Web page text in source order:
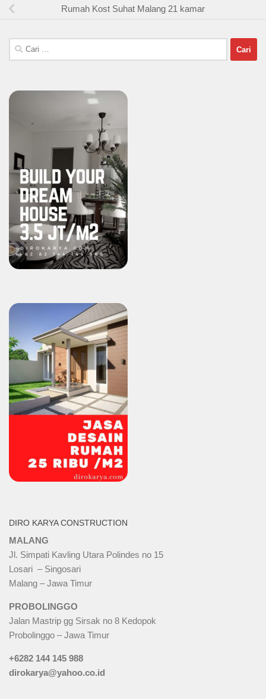
Rumah Kost Suhat Malang 21 kamar
Cari
untuk:
DIRO KARYA CONSTRUCTION
MALANG
Jl. Simpati Kavling Utara Polindes no 15
Losari – Singosari
Malang – Jawa Timur
PROBOLINGGO
Jalan Mastrip gg Sirsak no 8 Kedopok
Probolinggo – Jawa Timur
+6282 144 145 988
dirokarya@yahoo.co.id